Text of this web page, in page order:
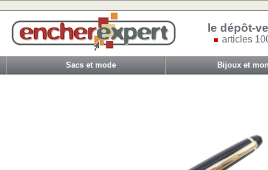
le dépôt-
articles
Sacs et mode Bijoux et